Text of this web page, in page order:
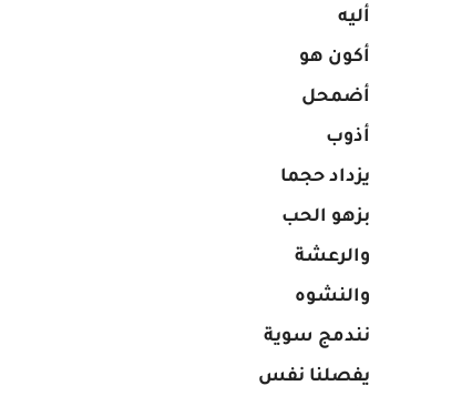
أليه
أكون هو
أضمحل
أذوب
يزداد حجما
بزهو الحب
والرعشة
والنشوه
نندمج سوية
يفصلنا نفس